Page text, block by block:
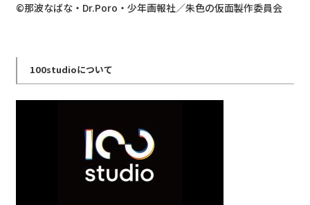
©那波なばな・Dr.Poro・少年画報社／朱色の仮面製作委員会
100studioについて